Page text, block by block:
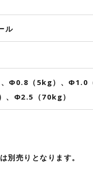
ル
Φ0.8（5kg）、Φ1.0
、Φ2.5（70kg）
別売りとなります。